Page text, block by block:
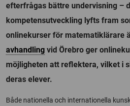
efterfrågas bättre undervisning –
kompetensutveckling lyfts fram
onlinekurser för matematiklärare
avhandling vid Örebro ger
möjligheten att reflektera, vilket i
deras elever.
Både nationella och internationella